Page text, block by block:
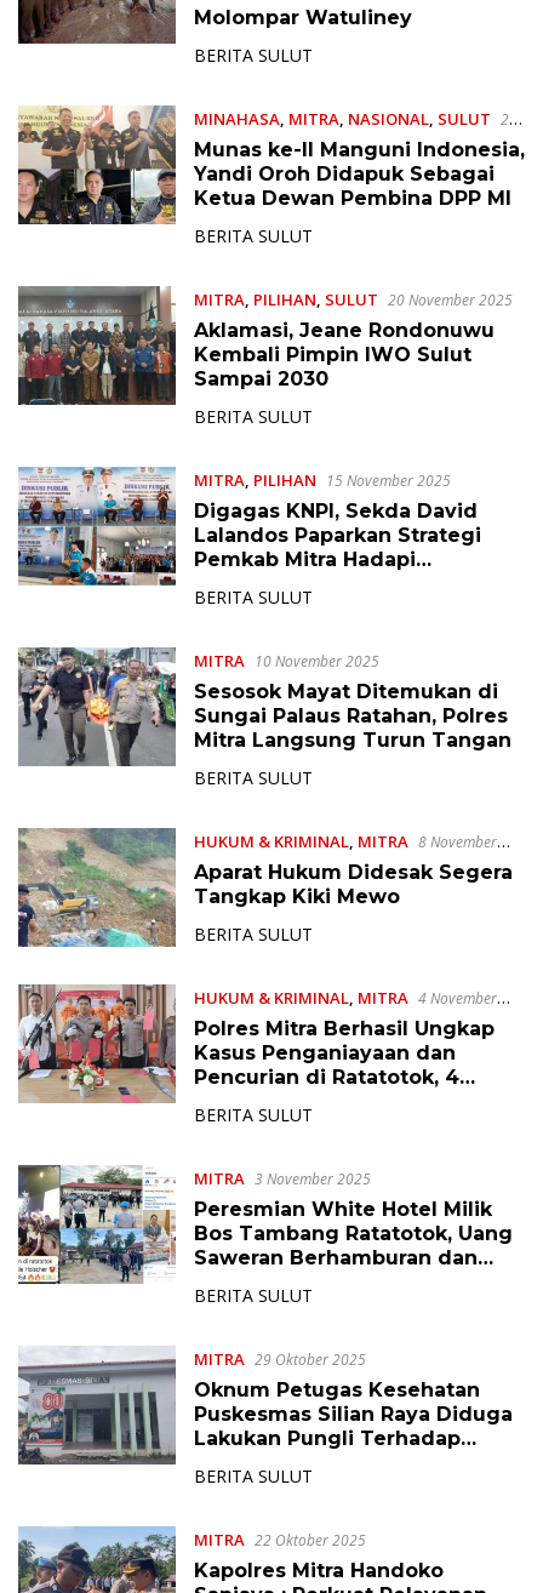
Molompar Watuliney
BERITA SULUT
MINAHASA, MITRA, NASIONAL, SULUT 23
November 2025
Munas ke-II Manguni Indonesia,
Yandi Oroh Didapuk Sebagai
Ketua Dewan Pembina DPP MI
BERITA SULUT
MITRA, PILIHAN, SULUT 20 November 2025
Aklamasi, Jeane Rondonuwu
Kembali Pimpin IWO Sulut
Sampai 2030
BERITA SULUT
MITRA, PILIHAN 15 November 2025
Digagas KNPI, Sekda David
Lalandos Paparkan Strategi
Pemkab Mitra Hadapi
BERITA SULUT
MITRA 10 November 2025
Sesosok Mayat Ditemukan di
Sungai Palaus Ratahan, Polres
Mitra Langsung Turun Tangan
BERITA SULUT
HUKUM & KRIMINAL, MITRA 8 November
2025
Aparat Hukum Didesak Segera
Tangkap Kiki Mewo
BERITA SULUT
HUKUM & KRIMINAL, MITRA 4 November
2025
Polres Mitra Berhasil Ungkap
Kasus Penganiayaan dan
Pencurian di Ratatotok, 4
BERITA SULUT
MITRA 3 November 2025
Peresmian White Hotel Milik
Bos Tambang Ratatotok, Uang
Saweran Berhamburan dan
BERITA SULUT
MITRA 29 Oktober 2025
Oknum Petugas Kesehatan
Puskesmas Silian Raya Diduga
Lakukan Pungli Terhadap
BERITA SULUT
MITRA 22 Oktober 2025
Kapolres Mitra Handoko